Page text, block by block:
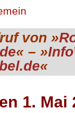
von »
« – »
«
1. Mai